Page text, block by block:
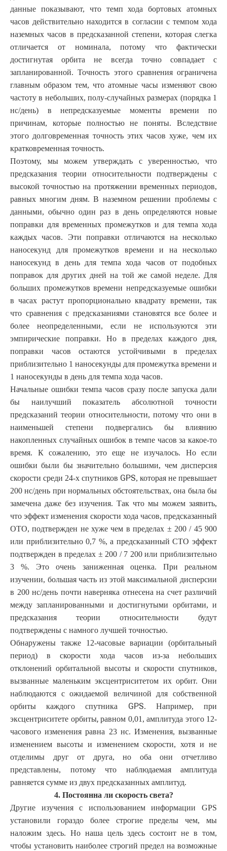
данные показывают, что темп хода бортовых атомных
часов действительно находится в согласии с темпом хода
наземных часов в предсказанной степени, которая слегка
отличается от номинала, потому что фактически
достигнутая орбита не всегда точно совпадает с
запланированной. Точность этого сравнения ограничена
главным образом тем, что атомные часы изменяют свою
частоту в небольших, полу-случайных размерах (порядка 1
нс/день) в непредсказуемые моменты времени по
причинам, которые полностью не поняты. Вследствие
этого долговременная точность этих часов хуже, чем их
кратковременная точность.
Поэтому, мы можем утверждать с уверенностью, что
предсказания теории относительности подтверждены с
высокой точностью на протяжении временных периодов,
равных многим дням. В наземном решении проблемы с
данными, обычно один раз в день определяются новые
поправки для временных промежутков и для темпа хода
каждых часов. Эти поправки отличаются на несколько
наносекунд для промежутков времени и на несколько
наносекунд в день для темпа хода часов от подобных
поправок для других дней на той же самой неделе. Для
больших промежутков времени непредсказуемые ошибки
в часах растут пропорционально квадрату времени, так
что сравнения с предсказаниями становятся все более и
более неопределенными, если не используются эти
эмпирические поправки. Но в пределах каждого дня,
поправки часов остаются устойчивыми в пределах
приблизительно 1 наносекунды для промежутка времени и
1 наносекунды в день для темпа хода часов.
Начальные ошибки темпа часов сразу после запуска дали
бы наилучший показатель абсолютной точности
предсказаний теории относительности, потому что они в
наименьшей степени подвергались бы влиянию
накопленных случайных ошибок в темпе часов за какое-то
время. К сожалению, это еще не изучалось. Но если
ошибки были бы значительно большими, чем дисперсия
скорости среди 24-х спутников GPS, которая не превышает
200 нс/день при нормальных обстоятельствах, она была бы
замечена даже без изучения. Так что мы можем заявить,
что эффект изменения скорости хода часов, предсказанный
ОТО, подтвержден не хуже чем в пределах ± 200 / 45 900
или приблизительно 0,7 %, а предсказанный СТО эффект
подтвержден в пределах ± 200 / 7 200 или приблизительно
3 %. Это очень заниженная оценка. При реальном
изучении, большая часть из этой максимальной дисперсии
в 200 нс/день почти наверняка отнесена на счет различий
между запланированными и достигнутыми орбитами, и
предсказания теории относительности будут
подтверждены с намного лучшей точностью.
Обнаружены также 12-часовые вариации (орбитальный
период) в скорости хода часов из-за небольших
отклонений орбитальной высоты и скорости спутников,
вызванные маленьким эксцентриситетом их орбит. Они
наблюдаются с ожидаемой величиной для собственной
орбиты каждого спутника GPS. Например, при
эксцентриситете орбиты, равном 0,01, амплитуда этого 12-
часового изменения равна 23 нс. Изменения, вызванные
изменением высоты и изменением скорости, хотя и не
отделимы друг от друга, но оба они отчетливо
представлены, потому что наблюдаемая амплитуда
равняется сумме из двух предсказанных амплитуд.
4. Постоянна ли скорость света?
Другие изучения с использованием информации GPS
установили гораздо более строгие пределы чем, мы
наложим здесь. Но наша цель здесь состоит не в том,
чтобы установить наиболее строгий предел на возможные